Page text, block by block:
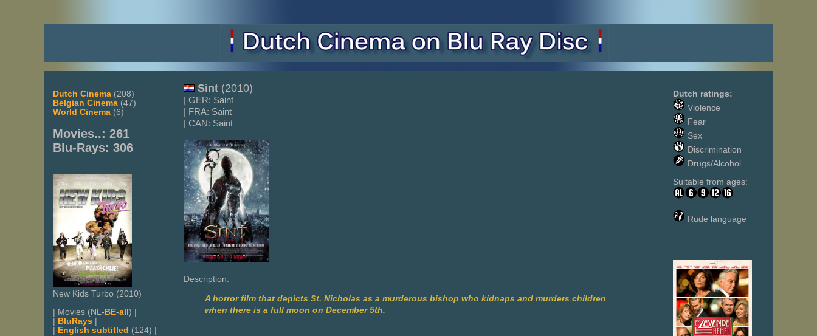
Dutch Cinema (208)
Belgian Cinema (47)
World Cinema (6)
Movies..: 261
Blu-Rays: 306
New Kids Turbo (2010)
| Movies (NL-BE-all) |
| BluRays |
| English subtitled (124) |
Dutch ratings:
Violence
Fear
Sex
Discrimination
Drugs/Alcohol
Suitable from ages:
Rude language
Sint (2010)
| GER: Saint
| FRA: Saint
| CAN: Saint
Description:
A horror film that depicts St. Nicholas as a murderous bishop who kidnaps and murders children
when there is a full moon on December 5th.